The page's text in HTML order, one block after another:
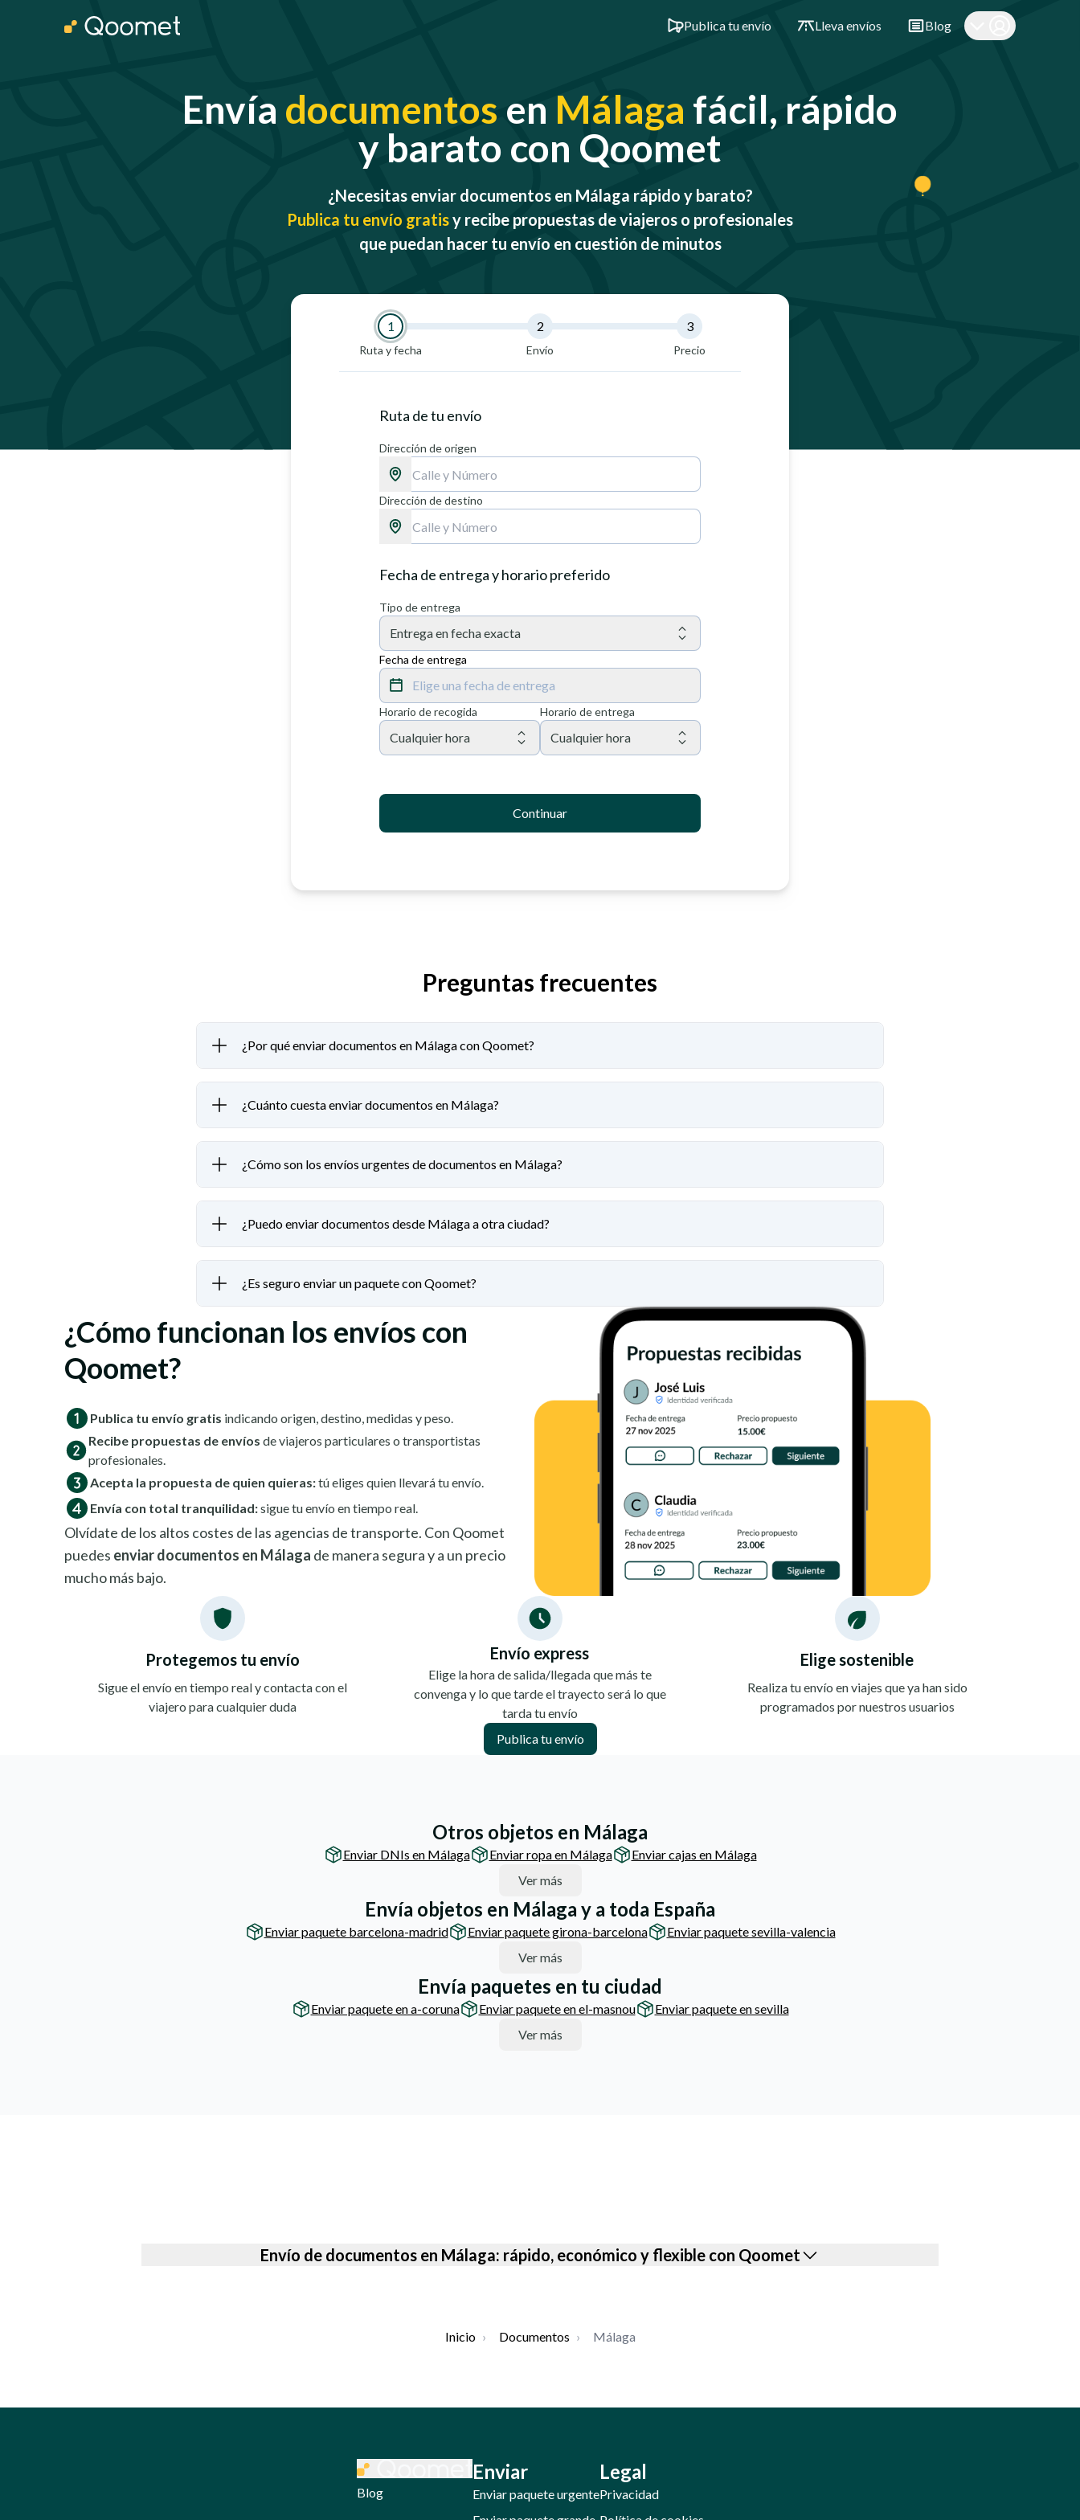
Publica tu envío Lleva envíos Blog
Envía documentos en Málaga fácil, rápido
y barato con Qoomet
¿Necesitas enviar documentos en Málaga rápido y barato?
Publica tu envío gratisy recibe propuestas de viajeros o profesionales
que puedan hacer tu envío en cuestión de minutos
1
Ruta y fecha
2
Envío
3
Precio
Ruta de tu envío
Dirección de origen
Dirección de destino
Fecha de entrega y horario preferido
Tipo de entrega
Entrega en fecha exacta
Fecha de entrega
Elige una fecha de entrega
Horario de recogida
Cualquier hora
Horario de entrega
Cualquier hora
Continuar
Preguntas frecuentes
¿Por qué enviar documentos en Málaga con Qoomet?
¿Cuánto cuesta enviar documentos en Málaga?
¿Cómo son los envíos urgentes de documentos en Málaga?
¿Puedo enviar documentos desde Málaga a otra ciudad?
¿Es seguro enviar un paquete con Qoomet?
¿Cómo funcionan los envíos con
Qoomet?
Publica tu envío gratis indicando origen, destino, medidas y peso.
Recibe propuestas de envíos de viajeros particulares o transportistas
profesionales.
Acepta la propuesta de quien quieras:tú eliges quien llevará tu envío.
Envía con total tranquilidad:sigue tu envío en tiempo real.
Olvídate de los altos costes de las agencias de transporte. Con Qoomet
puedes enviar documentos en Málaga de manera segura y a un precio
mucho más bajo.
Protegemos tu envío
Sigue el envío en tiempo real y contacta con el
viajero para cualquier duda
Envío express
Elige la hora de salida/llegada que más te
convenga y lo que tarde el trayecto será lo que
tarda tu envío
Elige sostenible
Realiza tu envío en viajes que ya han sido
programados por nuestros usuarios
Publica tu envío
Otros objetos en Málaga
Enviar DNIs en Málaga Enviar ropa en Málaga
Enviar cajas en Málaga
Ver más
Envía objetos en Málaga y a toda España
Enviar paquete barcelona-madrid Enviar paquete girona-barcelona
Enviar paquete sevilla-valencia
Ver más
Envía paquetes en tu ciudad
Enviar paquete en a-coruna Enviar paquete en el-masnou
Enviar paquete en sevilla
Ver más
Envío de documentos en Málaga: rápido, económico y flexible con Qoomet
Inicio › Documentos › Málaga
Blog
Enviar
Enviar paquete urgente
Legal
Privacidad